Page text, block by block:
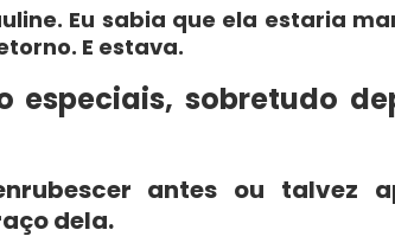
Eu sabia que ela estaria
E estava.
especiais, sobretudo
antes ou talvez
dela.